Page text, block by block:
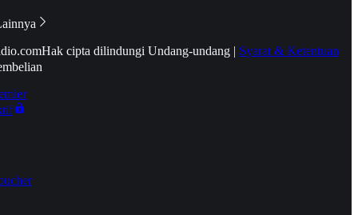
Hak cipta dilindungi Undang-undang | Syarat & Ketentuan